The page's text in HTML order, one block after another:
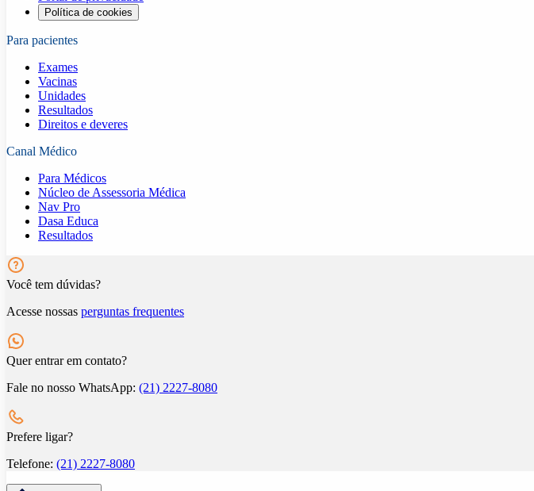
Política de cookies
Para pacientes
Exames
Vacinas
Unidades
Resultados
Direitos e deveres
Canal Médico
Para Médicos
Núcleo de Assessoria Médica
Nav Pro
Dasa Educa
Resultados
Você tem dúvidas?
Acesse nossas perguntas frequentes
Quer entrar em contato?
Fale no nosso WhatsApp: (21) 2227-8080
Prefere ligar?
Telefone: (21) 2227-8080